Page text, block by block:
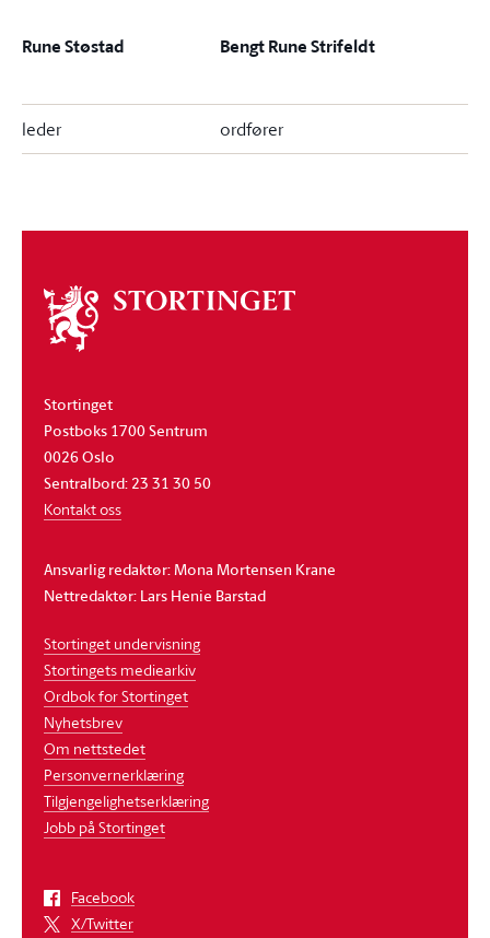
Rune Støstad Bengt Rune Strifeldt
leder ordfører
Om
stortinget
Stortinget
Postboks 1700 Sentrum
0026 Oslo
Sentralbord: 23 31 30 50
Kontakt oss
Ansvarlig redaktør: Mona Mortensen Krane
Nettredaktør: Lars Henie Barstad
Stortinget undervisning
Stortingets mediearkiv
Ordbok for Stortinget
Nyhetsbrev
Om nettstedet
Personvernerklæring
Tilgjengelighetserklæring
Jobb på Stortinget
Facebook
X/Twitter